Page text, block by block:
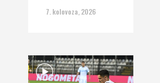
7. kolovoza, 2026